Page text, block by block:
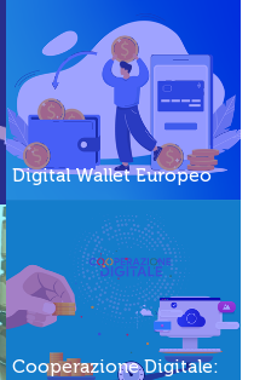
Digital Wallet Europeo
Cooperazione Digitale: